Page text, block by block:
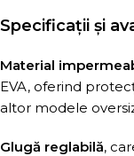
Specificații și
Material
EVA, oferind
altor modele
Glugă reglabilă,